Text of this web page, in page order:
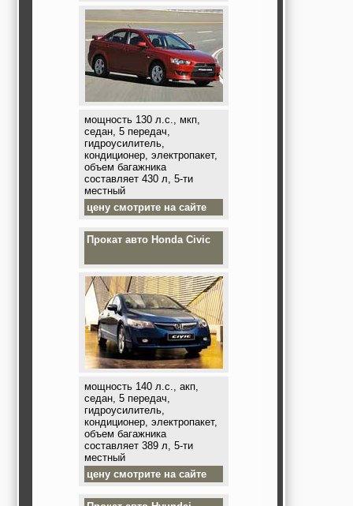
мощность 130 л.с., мкп,
седан, 5 передач,
гидроусилитель,
кондиционер, электропакет,
объем багажника
составляет 430 л, 5-ти
местный
цену смотрите на сайте
Прокат авто Honda Civic
мощность 140 л.с., акп,
седан, 5 передач,
гидроусилитель,
кондиционер, электропакет,
объем багажника
составляет 389 л, 5-ти
местный
цену смотрите на сайте